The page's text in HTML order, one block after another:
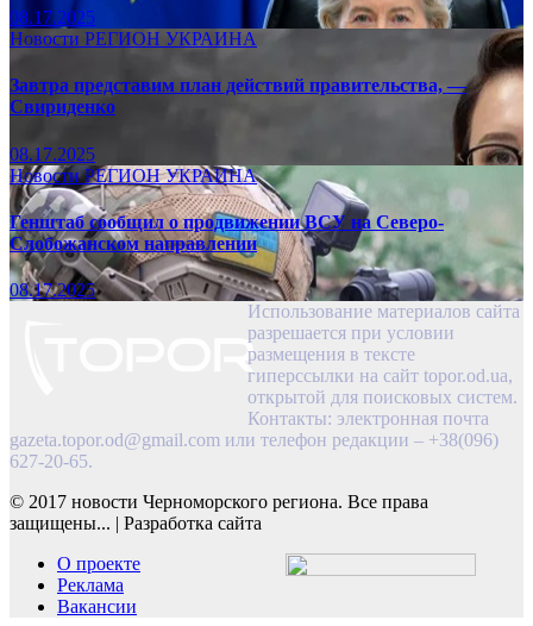
08.17.2025
Новости РЕГИОН УКРАИНА
Завтра представим план действий правительства, —
Свириденко
08.17.2025
НовостиРЕГИОНУКРАИНА
Генштаб сообщил о продвижении ВСУ на Северо-
Слобожанском направлении
08.17.2025
Использование материалов сайта
разрешается при условии
размещения в тексте
гиперссылки на сайт topor.od.ua,
открытой для поисковых систем.
Контакты: электронная почта
gazeta.topor.od@gmail.com или телефон редакции – +38(096)
627-20-65.
© 2017 новости Черноморского региона. Все права
защищены... | Разработка сайта
О проекте
Реклама
Вакансии